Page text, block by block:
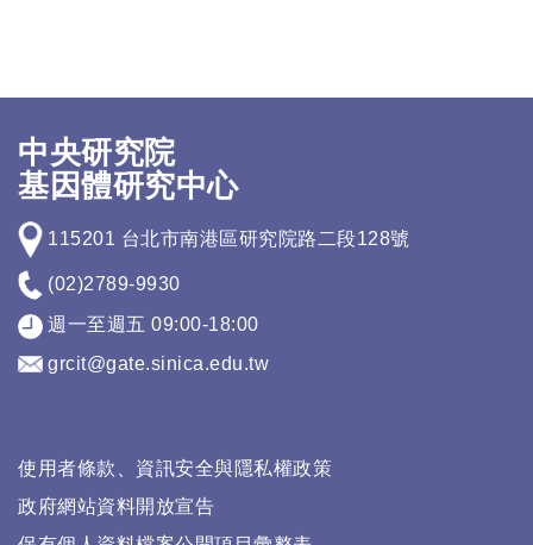
中央研究院
基因體研究中心
115201 台北市南港區研究院路二段128號
(02)2789-9930
週一至週五 09:00-18:00
grcit@gate.sinica.edu.tw
使用者條款、資訊安全與隱私權政策
政府網站資料開放宣告